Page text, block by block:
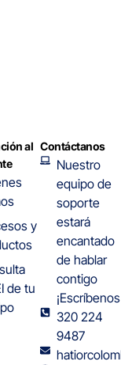
al
y
de tu
Contáctanos
Nuestro
equipo de
soporte
estará
encantado
de hablar
contigo
320 224
9487